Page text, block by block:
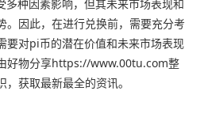
种因素影响，但其未来市场表现和
。因此，在进行兑换前，需要充分考
要对pi币的潜在价值和未来市场表现
好物分享https://www.00tu.com整
获取最新最全的资讯。